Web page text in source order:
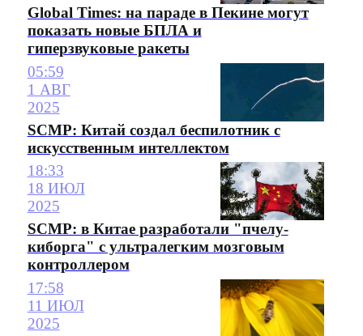
Global Times: на параде в Пекине могут
показать новые БПЛА и
гиперзвуковые ракеты
05:59
1 АВГ
2025
SCMP: Китай создал беспилотник с
искусственным интеллектом
18:33
18 ИЮЛ
2025
SCMP: в Китае разработали "пчелу-
киборга" с ультралегким мозговым
контроллером
17:58
11 ИЮЛ
2025